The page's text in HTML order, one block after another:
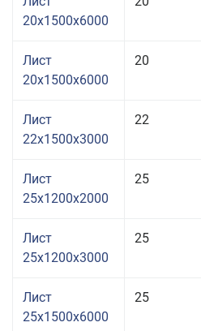
20x1500x6000
Лист
20x1500x6000
20
Лист
22x1500x3000
22
Лист
25x1200x2000
25
Лист
25x1200x3000
25
Лист
25x1500x6000
25